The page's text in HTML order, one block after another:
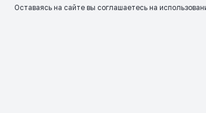
Оставаясь на сайте вы соглашаетесь на